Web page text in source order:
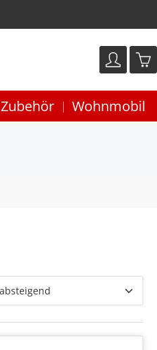
Zubehör Wohnmobil